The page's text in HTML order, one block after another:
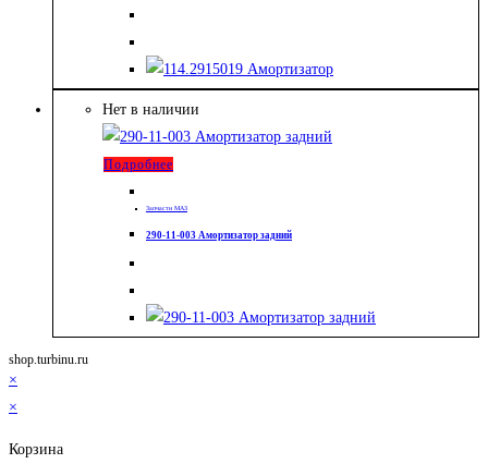
Нет в наличии
Подробнее
Запчасти МАЗ
290-11-003 Амортизатор задний
shop.turbinu.ru
×
×
Корзина